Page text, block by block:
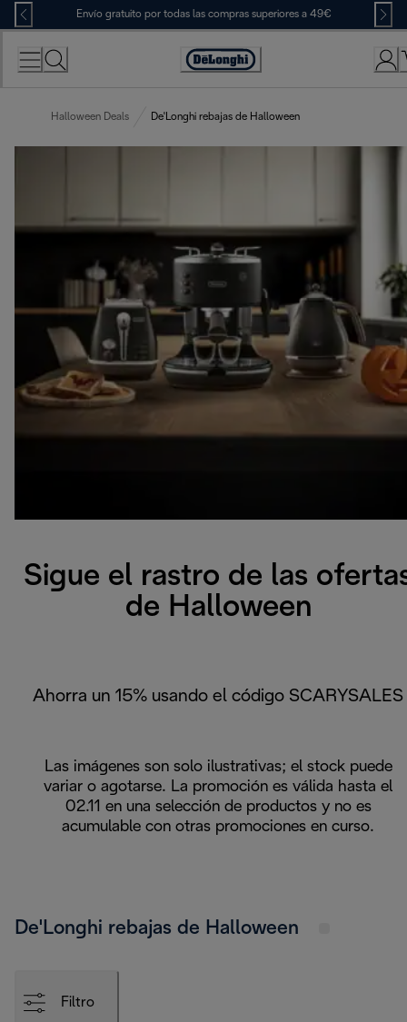
Skip
to
Content
Envío gratuito por todas las compras superiores a 49€
Accessibility
Halloween Deals De'Longhi rebajas de Halloween
Sigue el rastro de las
de Halloween
Ahorra un 15% usando el código SCARYSALES
Las imágenes son solo ilustrativas; el stock puede
variar o agotarse. La promoción es válida hasta el
02.11 en una selección de productos y no es
acumulable con otras promociones en curso.
De'Longhi rebajas de Halloween
Filtro